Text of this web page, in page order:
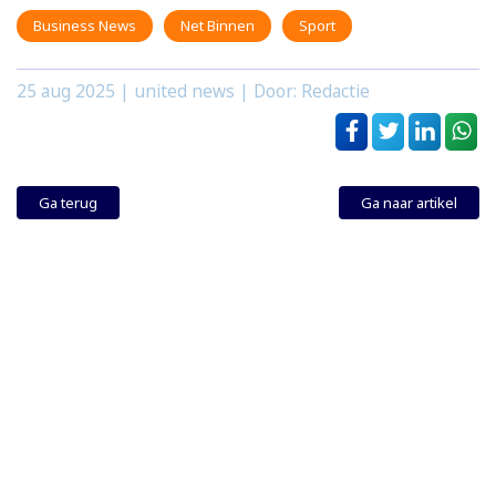
Business News Net Binnen Sport
25 aug 2025 | united news | Door: Redactie
Ga terug Ga naar artikel